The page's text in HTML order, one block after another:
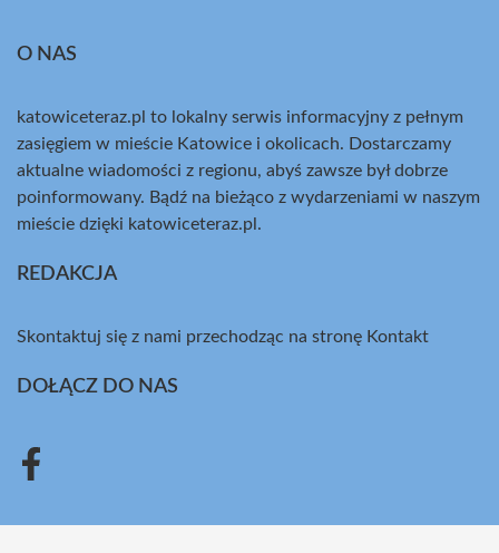
O NAS
katowiceteraz.pl to lokalny serwis informacyjny z pełnym
zasięgiem w mieście Katowice i okolicach. Dostarczamy
aktualne wiadomości z regionu, abyś zawsze był dobrze
poinformowany. Bądź na bieżąco z wydarzeniami w naszym
mieście dzięki katowiceteraz.pl.
REDAKCJA
Skontaktuj się z nami przechodząc na stronę Kontakt
DOŁĄCZ DO NAS